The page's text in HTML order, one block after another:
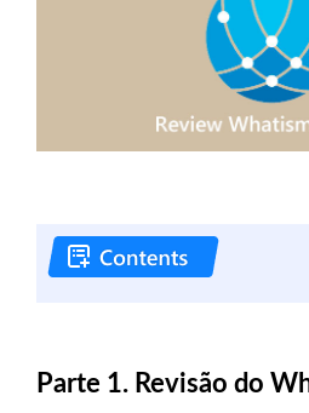
Parte 1. Revisão do